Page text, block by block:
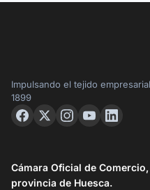
Impulsando el tejido
1899
Cámara Oficial de
provincia de Huesca.